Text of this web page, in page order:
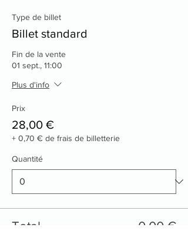
Type de billet
Billet standard
Fin de la vente
01 sept., 11:00
Plus d'info
Prix
28,00 €
+ 0,70 € de frais de billetterie
Quantité
Total 0,00 €